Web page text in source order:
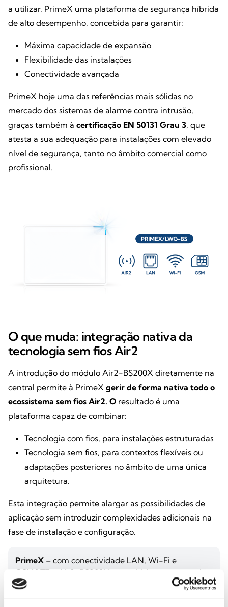
a utilizar. PrimeX uma plataforma de segurança híbrida
de alto desempenho, concebida para garantir:
Máxima capacidade de expansão
Flexibilidade das instalações
Conectividade avançada
PrimeX hoje uma das referências mais sólidas no
mercado dos sistemas de alarme contra intrusão,
graças também à certificação EN 50131 Grau 3, que
atesta a sua adequação para instalações com elevado
nível de segurança, tanto no âmbito comercial como
profissional.
O que muda: integração nativa da
tecnologia sem fios Air2
A introdução do módulo Air2-BS200X diretamente na
central permite à PrimeX gerir de forma nativa todo o
ecossistema sem fios Air2. O resultado é uma
plataforma capaz de combinar:
Tecnologia com fios, para instalações estruturadas
Tecnologia sem fios, para contextos flexíveis ou
adaptações posteriores no âmbito de uma única
arquitetura.
Esta integração permite alargar as possibilidades de
aplicação sem introduzir complexidades adicionais na
fase de instalação e configuração.
PrimeX – com conectividade LAN, Wi-Fi e
GSM/LTE e Air2-BS200X: concebida para garantir a
continuidade da comunicação mesmo na ausência
de rede fixa, ideal para contextos críticos.